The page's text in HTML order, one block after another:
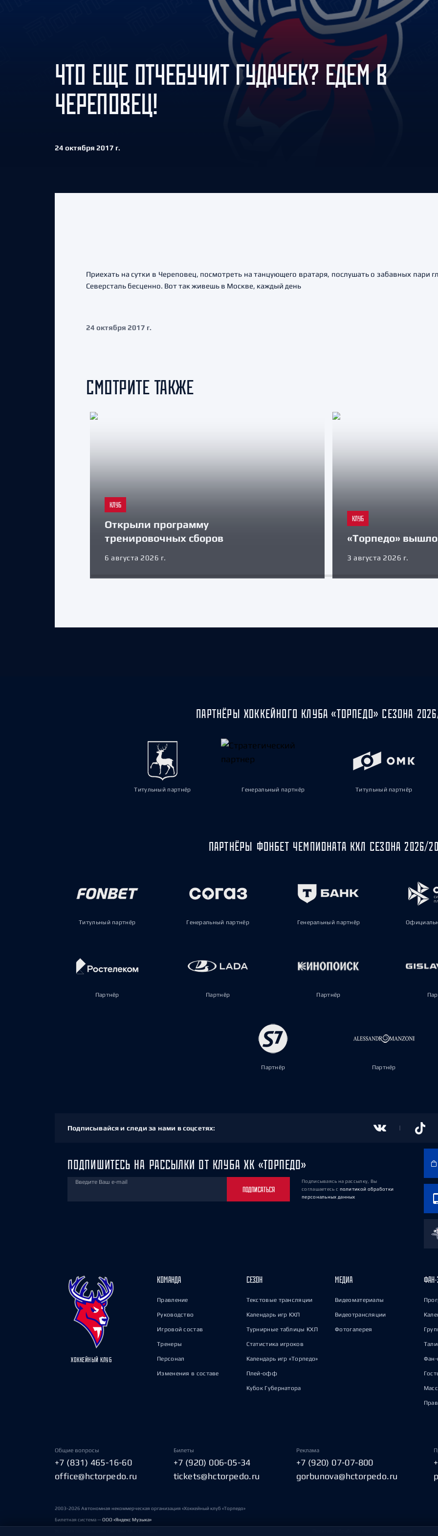
Амур
Барыс
Салават Юлаев
Сибирь
ЧТО ЕЩЕ ОТЧЕБУЧИТ ГУДАЧЕК? ЕДЕМ В
ЧЕРЕПОВЕЦ!
24 октября 2017 г.
Приехать на сутки в Череповец, посмотреть на танцующего вратаря, послушать о забавных пари
Северсталь бесценно. Вот так живешь в Москве, каждый день
24 октября 2017 г.
СМОТРИТЕ ТАКЖЕ
КЛУБ
Открыли программу
тренировочных сборов
6 августа 2026 г.
КЛУБ
«Торпедо» вышло
3 августа 2026 г.
ПАРТНЁРЫ ХОККЕЙНОГО КЛУБА «ТОРПЕДО» СЕЗОНА
Титульный партнёр Генеральный партнёр Титульный партнёр
ПАРТНЁРЫ ФОНБЕТ ЧЕМПИОНАТА КХЛ СЕЗОНА 2026/
Титульный партнёр Генеральный партнёр Генеральный партнёр
Партнёр Партнёр Партнёр
Партнёр Партнёр
Подписывайся и следи за нами в соцсетях:
ПОДПИШИТЕСЬ НА РАССЫЛКИ ОТ КЛУБА ХК «ТОРПЕДО»
Введите Ваш e-mail
ПОДПИСАТЬСЯ
Подписываясь на рассылку, Вы
соглашаетесь с политикой обработки
персональных данных
ХОККЕЙНЫЙ КЛУБ
КОМАНДА
Правление
Руководство
Игровой состав
Тренеры
Персонал
Изменения в составе
СЕЗОН
Текстовые трансляции
Календарь игр КХЛ
Турнирные таблицы КХЛ
Статистика игроков
Календарь игр «Торпедо»
Плей-офф
Кубок Губернатора
МЕДИА
Видеоматериалы
Видеотрансляции
Фотогалерея
ФАН-
Фан-
Общие вопросы
+7 (831) 465-16-60
office@hctorpedo.ru
Билеты
+7 (920) 006-05-34
tickets@hctorpedo.ru
Реклама
+7 (920) 07-07-800
gorbunova@hctorpedo.ru
2003-2026 Автономная некоммерческая организация «Хоккейный клуб «Торпедо»
Билетная система —ООО «Яндекс Музыка»